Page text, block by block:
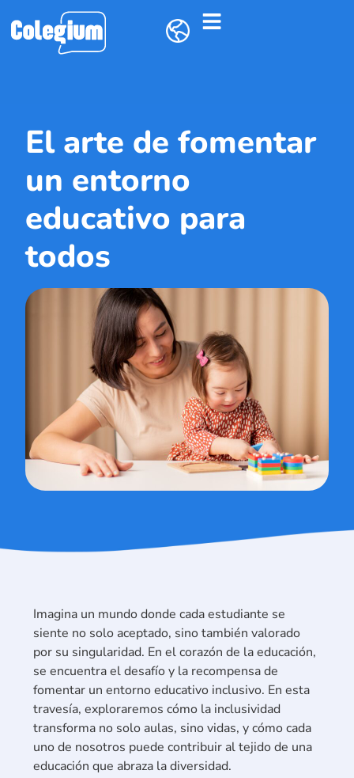
El arte de fomentar
un entorno
educativo para
todos
Imagina un mundo donde cada estudiante se
siente no solo aceptado, sino también valorado
por su singularidad. En el corazón de la educación,
se encuentra el desafío y la recompensa de
fomentar un entorno educativo inclusivo. En esta
travesía, exploraremos cómo la inclusividad
transforma no solo aulas, sino vidas, y cómo cada
uno de nosotros puede contribuir al tejido de una
educación que abraza la diversidad.